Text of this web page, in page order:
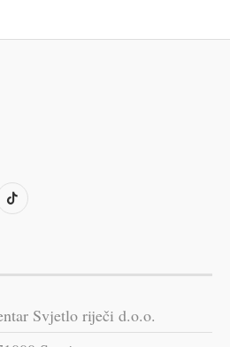
Svjetlo riječi d.o.o.